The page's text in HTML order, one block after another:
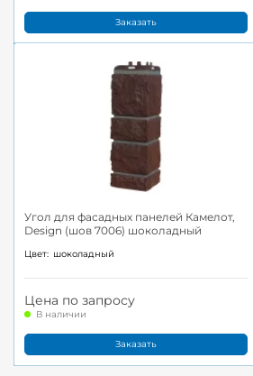
Заказать
Угол для фасадных панелей Камелот,
Design (шов 7006) шоколадный
Цвет: шоколадный
Цена по запросу
В наличии
Заказать